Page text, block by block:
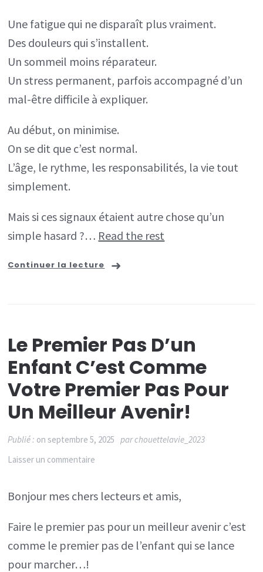
Une fatigue qui ne disparaît plus vraiment.
Des douleurs qui s’installent.
Un sommeil moins réparateur.
Un stress permanent, parfois accompagné d’un
mal-être difficile à expliquer.
Au début, on minimise.
On se dit que c’est normal.
L’âge, le rythme, les responsabilités, la vie tout
simplement.
Mais si ces signaux étaient autre chose qu’un
simple hasard ?… Read the rest
Continuer la lecture
Le Premier Pas D’un
Enfant C’est Comme
Votre Premier Pas Pour
Un Meilleur Avenir!
Publié : onseptembre 5, 2025 parchouettelavie_2023
Laisser un commentaire
premier
d’un
enfant
Bonjour mes chers lecteurs et amis,
Faire le premier pas pour un meilleur avenir c’est
comme le premier pas de l’enfant qui se lance
pour marcher…!